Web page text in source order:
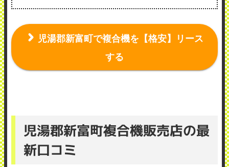
児湯郡新富町で複合機を【格安】リース
する
児湯郡新富町複合機販売店の最
新口コミ